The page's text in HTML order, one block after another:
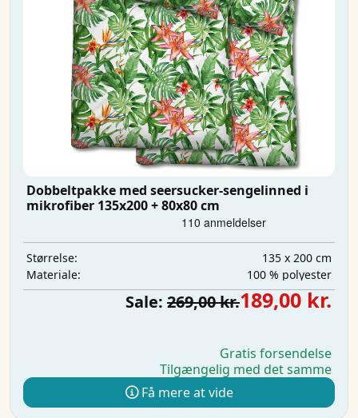
Dobbeltpakke med seersucker-sengelinned i
mikrofiber 135x200 + 80x80 cm
Størrelse:
135 x 200 cm
Materiale:
100 % polyester
Sale: 269,00 kr.189,00 kr.
Gratis forsendelse
Tilgængelig med det samme
Få mere at vide